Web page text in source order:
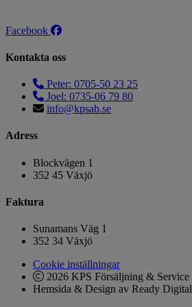
Facebook
Kontakta oss
Peter: 0705-50 23 25
Joel: 0735-06 79 80
info@kpsab.se
Adress
Blockvägen 1
352 45 Växjö
Faktura
Sunamans Väg 1
352 34 Växjö
Cookie inställningar
2026 KPS Försäljning & Service
Hemsida & Design av Ready Digital